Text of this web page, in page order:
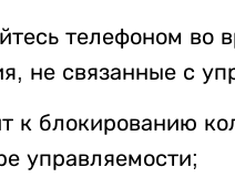
телефоном во
не связанные с
к блокированию
управляемости;